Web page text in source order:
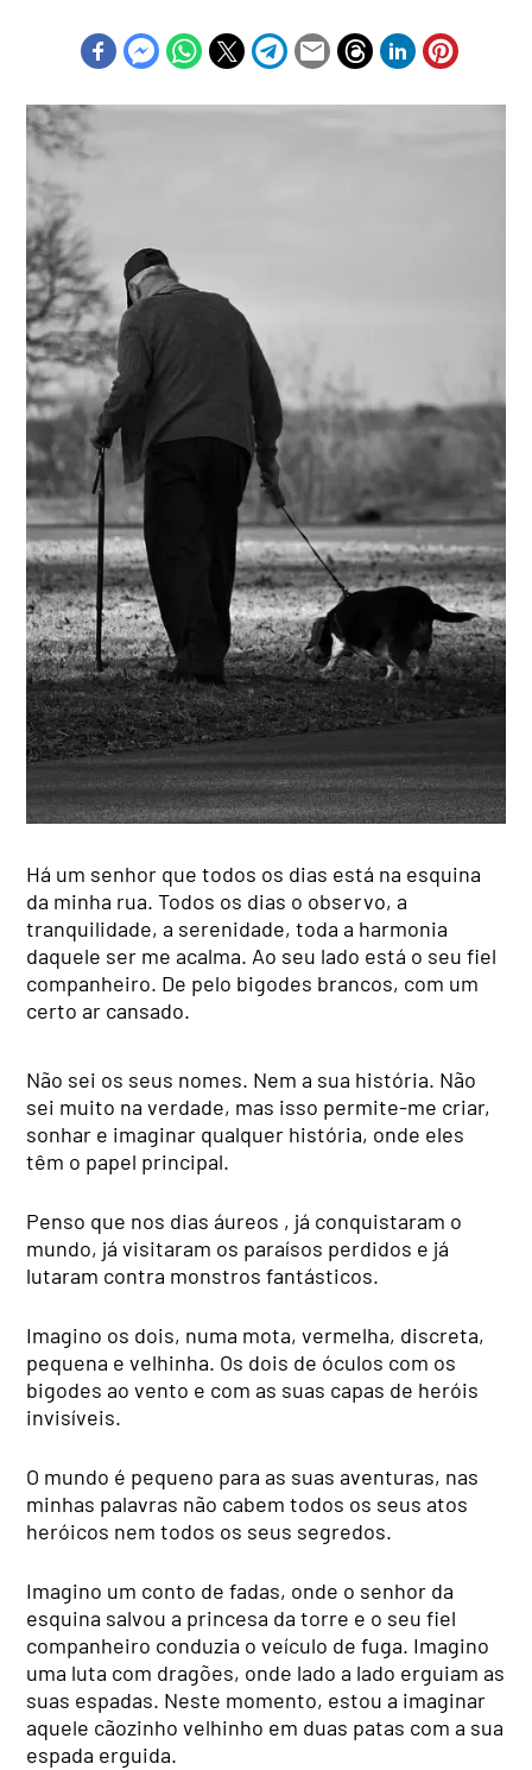
Há um senhor que todos os dias está na esquina
da minha rua. Todos os dias o observo, a
tranquilidade, a serenidade, toda a harmonia
daquele ser me acalma. Ao seu lado está o seu fiel
companheiro. De pelo bigodes brancos, com um
certo ar cansado.
Não sei os seus nomes. Nem a sua história. Não
sei muito na verdade, mas isso permite-me criar,
sonhar e imaginar qualquer história, onde eles
têm o papel principal.
Penso que nos dias áureos , já conquistaram o
mundo, já visitaram os paraísos perdidos e já
lutaram contra monstros fantásticos.
Imagino os dois, numa mota, vermelha, discreta,
pequena e velhinha. Os dois de óculos com os
bigodes ao vento e com as suas capas de heróis
invisíveis.
O mundo é pequeno para as suas aventuras, nas
minhas palavras não cabem todos os seus atos
heróicos nem todos os seus segredos.
Imagino um conto de fadas, onde o senhor da
esquina salvou a princesa da torre e o seu fiel
companheiro conduzia o veículo de fuga. Imagino
uma luta com dragões, onde lado a lado erguiam as
suas espadas. Neste momento, estou a imaginar
aquele cãozinho velhinho em duas patas com a sua
espada erguida.